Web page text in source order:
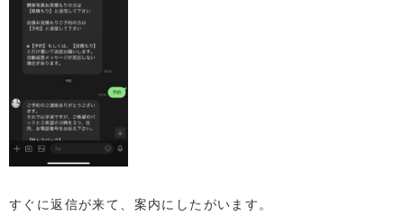
すぐに返信が来て、案内にしたがいます。